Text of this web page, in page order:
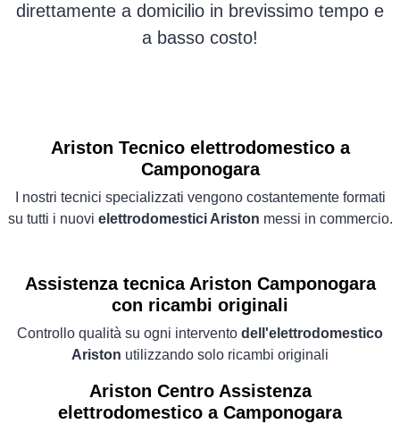
direttamente a domicilio in brevissimo tempo e
a basso costo!
Ariston Tecnico elettrodomestico a
Camponogara
I nostri tecnici specializzati vengono costantemente formati
su tutti i nuovi elettrodomestici Ariston messi in commercio.
Assistenza tecnica Ariston Camponogara
con ricambi originali
Controllo qualità su ogni intervento dell'elettrodomestico
Ariston utilizzando solo ricambi originali
Ariston Centro Assistenza
elettrodomestico a Camponogara